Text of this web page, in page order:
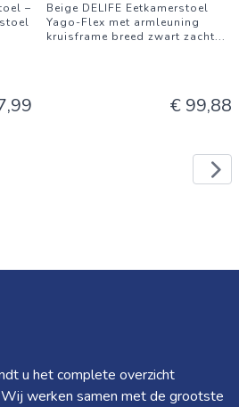
–
Beige DELIFE Eetkamerstoel
Yago-Flex met armleuning
kruisframe breed zwart zacht...
€ 99,88
u het complete overzicht
werken samen met de grootste